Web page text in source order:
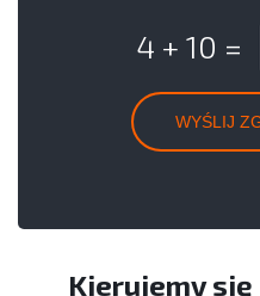
4 + 10 =
Kierujemy